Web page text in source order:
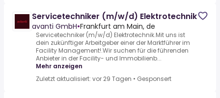
Servicetechniker (m/w/d) Elektrotechnik
avanti GmbH•Frankfurt am Main, de
Servicetechniker (m/w/d) Elektrotechnik.Mit uns ist
dein zukünftiger Arbeitgeber einer der Marktführer im
Facility Management!.Wir suchen für die führenden
Anbieter in der Facility- und Immobilienb...
Mehr anzeigen
Zuletzt aktualisiert: vor 29 Tagen • Gesponsert